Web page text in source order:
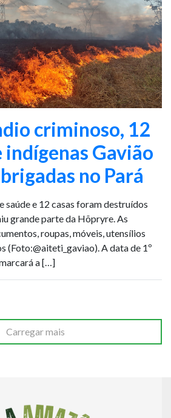
criminoso, 12
Gavião
no Pará
saúde e 12 casas foram destruídos
grande parte da Hõpryre. As
roupas, móveis, utensílios
(Foto:@aiteti_gaviao). A data de 1º
a […]
Carregar mais